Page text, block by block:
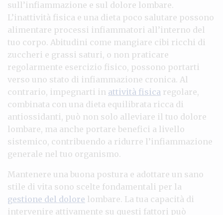
sull’infiammazione e sul dolore lombare.
L’inattività fisica e una dieta poco salutare possono
alimentare processi infiammatori all’interno del
tuo corpo. Abitudini come mangiare cibi ricchi di
zuccheri e grassi saturi, o non praticare
regolarmente esercizio fisico, possono portarti
verso uno stato di infiammazione cronica. Al
contrario, impegnarti in attività fisica regolare,
combinata con una dieta equilibrata ricca di
antiossidanti, può non solo alleviare il tuo dolore
lombare, ma anche portare benefici a livello
sistemico, contribuendo a ridurre l’infiammazione
generale nel tuo organismo.
Mantenere una buona postura e adottare un sano
stile di vita sono scelte fondamentali per la
gestione del dolore lombare. La tua capacità di
intervenire attivamente su questi fattori può